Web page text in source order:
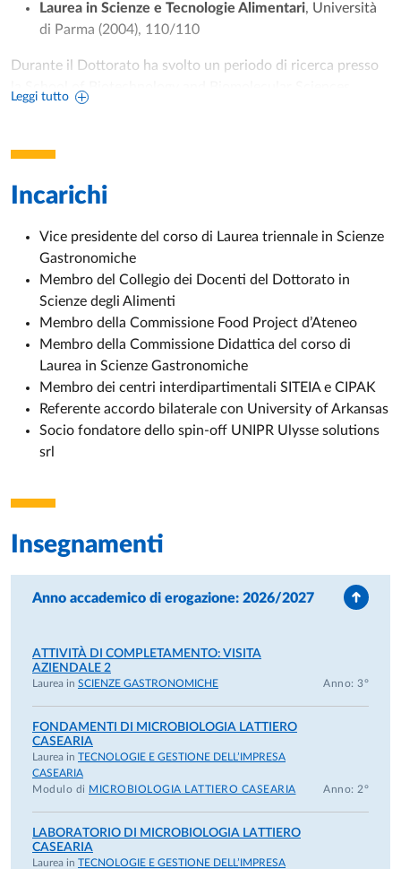
Leggi tutto
Laurea in Scienze e Tecnologie Alimentari, Università
di Parma (2004), 110/110
Durante il Dottorato ha svolto un periodo di ricerca presso
University of New South Wales (Sydney, Australia),
independent.
Profilo scientifico
Abilitazione Scientifica Nazionale a
(2022–2033
L’attività di ricerca si colloca nell’ambito dellaMicrobiologia
degli Alimenti, integrando approcci molecolari avanzati,
microbiologia classica e analisi funzionale.
Attività di ricerca
L’attività scientifica è documentata da numerose
pubblicazioni su riviste internazionali peer-reviewed e da
applicazione di metodiche molecolari avanzate (NGS,
qPCR, approcci bioinformatici) per lo studio delle
comunità microbiche in matrici alimentari complesse;
particolare attenzione alla conservazione della tipicità e
della biodiversità microbica;
alimenti e valutazione dell’efficacia di trattamenti di
inattivazione;
caratterizzazione di ceppi lattici con potenziale
probiotico e studio della produzione di metaboliti e
peptidi bioattivi dopo digestione simulata.
Progetti di ricerca
Incarichi
Vice presidente del corso di Laurea triennale in Scienze
Gastronomiche
Membro del Collegio dei Docenti del Dottorato in
Scienze degli Alimenti
Membro della Commissione Food Project d’Ateneo
Membro della Commissione Didattica del corso di
Laurea in Scienze Gastronomiche
Membro dei centri interdipartimentali SITEIA e CIPAK
Referente accordo bilaterale con University of Arkansas
Socio fondatore dello spin-off UNIPR Ulysse solutions
srl
Insegnamenti
Anno accademico di erogazione: 2026/2027
ATTIVITÀ DI COMPLETAMENTO: VISITA
AZIENDALE 2
Laurea in SCIENZE GASTRONOMICHE Anno: 3°
FONDAMENTI DI MICROBIOLOGIA LATTIERO
CASEARIA
Laurea in TECNOLOGIE E GESTIONE DELL’IMPRESA
CASEARIA
Modulo di MICROBIOLOGIA LATTIERO CASEARIA Anno: 2°
LABORATORIO DI MICROBIOLOGIA LATTIERO
CASEARIA
Laurea in TECNOLOGIE E GESTIONE DELL’IMPRESA